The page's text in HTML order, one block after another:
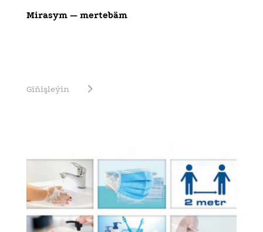
Mirasym — mertebäm
Giňişleýin